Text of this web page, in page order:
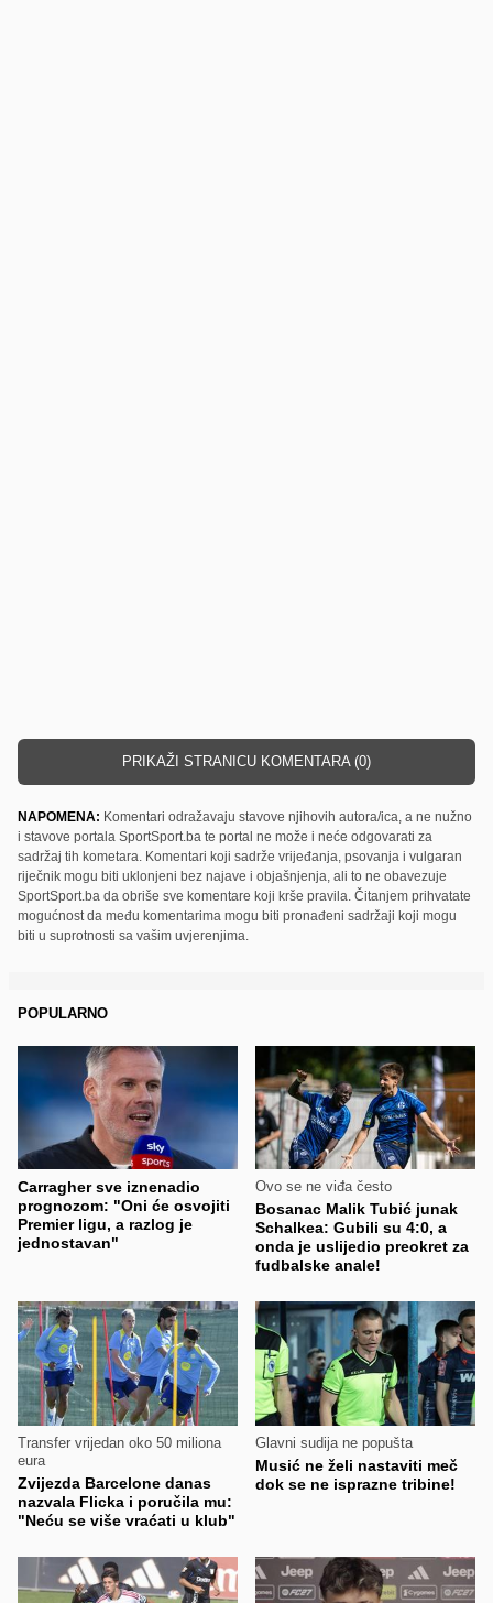
PRIKAŽI STRANICU KOMENTARA (0)
NAPOMENA: Komentari odražavaju stavove njihovih autora/ica, a ne nužno
i stavove portala SportSport.ba te portal ne može i neće odgovarati za
sadržaj tih kometara. Komentari koji sadrže vrijeđanja, psovanja i vulgaran
riječnik mogu biti uklonjeni bez najave i objašnjenja, ali to ne obavezuje
SportSport.ba da obriše sve komentare koji krše pravila. Čitanjem prihvatate
mogućnost da među komentarima mogu biti pronađeni sadržaji koji mogu
biti u suprotnosti sa vašim uvjerenjima.
POPULARNO
Carragher sve iznenadio
prognozom: "Oni će osvojiti
Premier ligu, a razlog je
jednostavan"
Ovo se ne viđa često
Bosanac Malik Tubić junak
Schalkea: Gubili su 4:0, a
onda je uslijedio preokret za
fudbalske anale!
Transfer vrijedan oko 50 miliona
eura
Zvijezda Barcelone danas
nazvala Flicka i poručila mu:
"Neću se više vraćati u klub"
Glavni sudija ne popušta
Musić ne želi nastaviti meč
dok se ne isprazne tribine!